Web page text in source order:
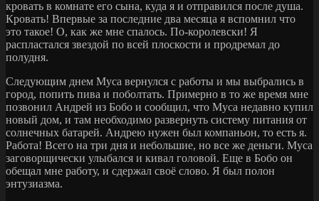
кровать в комнате его сына, куда я и отправился после душа.
Кровать! Впервые за последние два месяца я вспомнил что
это такое! О, как же мне спалось. По-королевски! Я
распластался звездой по всей плоскости и продремал до
полудня.
Следующим днем Муса вернулся с работы и мы выбрались в
город, попить пива и поболтать. Примерно в то же время мне
позвонил Андрей из Бобо и сообщил, что Муса недавно купил
новый дом, и там необходимо развернуть систему питания от
солнечных батарей. Андрею нужен был компаньон, то есть я.
Работа! Всего на три дня и небольшие, но все же деньги. Муса
заговорщически улыбался и кивал головой. Еще в Бобо он
обещал мне работу, и сдержал своё слово. Я был полон
энтузиазма.